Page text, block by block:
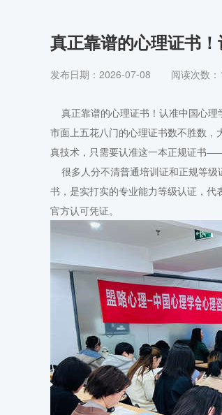
真正靠谱的心理证书
发布日期：2026-07-08 阅读次数
真正靠谱的心理证书！认准中国心理
市面上五花八门的心理证书数不胜数
真技术，只需要认准这一本正规证书
很多人分不清普通培训证和正规等级
书，是实打实的专业能力等级认证，
官方认可凭证。